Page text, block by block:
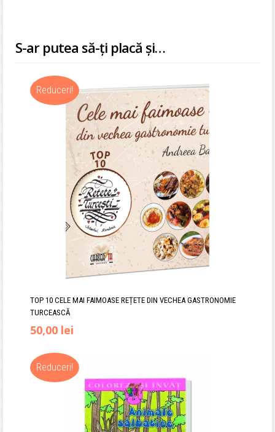
S-ar putea să-ți placă și…
Reduceri!
TOP 10 CELE MAI FAIMOASE REȚETE DIN VECHEA GASTRONOMIE
TURCEASCĂ
Prețul
inițial
a
50,00 lei
este:
50,00 lei.
Reduceri!